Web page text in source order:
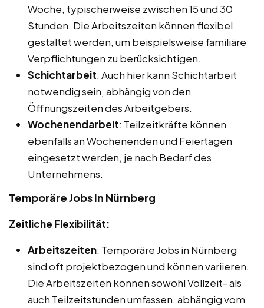
Woche, typischerweise zwischen 15 und 30
Stunden. Die Arbeitszeiten können flexibel
gestaltet werden, um beispielsweise familiäre
Verpflichtungen zu berücksichtigen.
Schichtarbeit: Auch hier kann Schichtarbeit
notwendig sein, abhängig von den
Öffnungszeiten des Arbeitgebers.
Wochenendarbeit: Teilzeitkräfte können
ebenfalls an Wochenenden und Feiertagen
eingesetzt werden, je nach Bedarf des
Unternehmens.
Temporäre Jobs in Nürnberg
Zeitliche Flexibilität:
Arbeitszeiten: Temporäre Jobs in Nürnberg
sind oft projektbezogen und können variieren.
Die Arbeitszeiten können sowohl Vollzeit- als
auch Teilzeitstunden umfassen, abhängig vom